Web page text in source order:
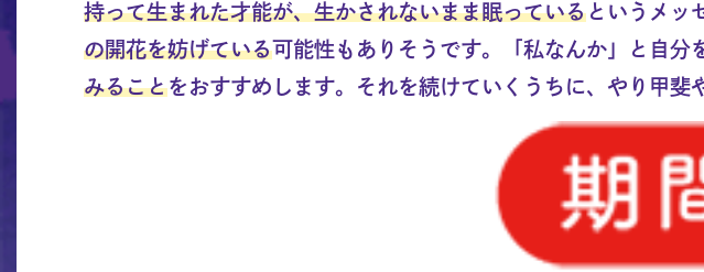
持って生まれた才能が、生かされないまま眠っているというメッ
の開花を妨げている可能性もありそうです。「私なんか」と自分
みることをおすすめします。それを続けていくうちに、やり甲斐